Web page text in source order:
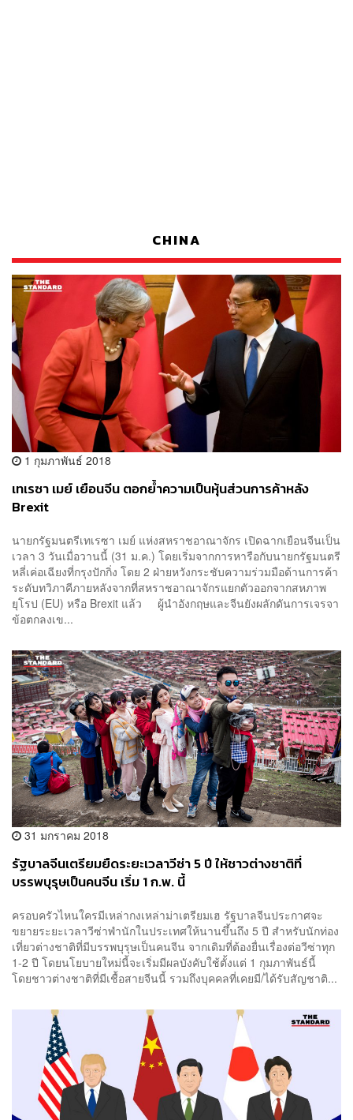
CHINA
1 กุมภาพันธ์ 2018
เทเรซา เมย์ เยือนจีน ตอกย้ำความเป็นหุ้นส่วนการค้าหลัง
Brexit
นายกรัฐมนตรีเทเรซา เมย์ แห่งสหราชอาณาจักร เปิดฉากเยือนจีนเป็น
เวลา 3 วันเมื่อวานนี้ (31 ม.ค.) โดยเริ่มจากการหารือกับนายกรัฐมนตรี
หลี่เค่อเฉียงที่กรุงปักกิ่ง โดย 2 ฝ่ายหวังกระชับความร่วมมือด้านการค้า
ระดับทวิภาคีภายหลังจากที่สหราชอาณาจักรแยกตัวออกจากสหภาพ
ยุโรป (EU) หรือ Brexit แล้ว ผู้นำอังกฤษและจีนยังผลักดันการเจรจา
ข้อตกลงเข...
31 มกราคม 2018
รัฐบาลจีนเตรียมยืดระยะเวลาวีซ่า 5 ปี ให้ชาวต่างชาติที่
บรรพบุรุษเป็นคนจีน เริ่ม 1 ก.พ. นี้
ครอบครัวไหนใครมีเหล่ากงเหล่าม่าเตรียมเฮ รัฐบาลจีนประกาศจะ
ขยายระยะเวลาวีซ่าพำนักในประเทศให้นานขึ้นถึง 5 ปี สำหรับนักท่อง
เที่ยวต่างชาติที่มีบรรพบุรุษเป็นคนจีน จากเดิมที่ต้องยื่นเรื่องต่อวีซ่าทุก
1-2 ปี โดยนโยบายใหม่นี้จะเริ่มมีผลบังคับใช้ตั้งแต่ 1 กุมภาพันธ์นี้
โดยชาวต่างชาติที่มีเชื้อสายจีนนี้ รวมถึงบุคคลที่เคยมี/ได้รับสัญชาติ...